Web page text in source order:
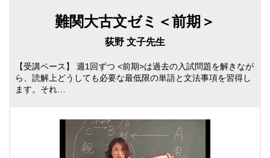
難関大古文ゼミ＜前期＞
荻野 文子先生
【受講ペース】 週1回ずつ <前期>は過去の入試問題を解きなが
ら、読解上どうしても必要な最低限の単語と文法事項を習得し
ます。それ…